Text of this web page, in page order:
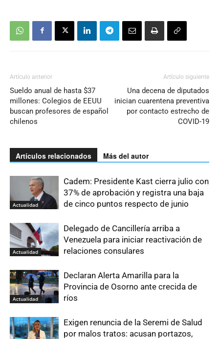
Artículo anterior
Sueldo anual de hasta $37
millones: Colegios de EEUU
buscan profesores de español
chilenos
Artículo siguiente
Una decena de diputados
inician cuarentena preventiva
por contacto estrecho de
COVID-19
Artículos relacionados Más del autor
Actualidad
Cadem: Presidente Kast cierra julio con
37% de aprobación y registra una baja
de cinco puntos respecto de junio
Actualidad
Delegado de Cancillería arriba a
Venezuela para iniciar reactivación de
relaciones consulares
Actualidad
Declaran Alerta Amarilla para la
Provincia de Osorno ante crecida de
ríos
Exigen renuncia de la Seremi de Salud
por malos tratos: acusan portazos,